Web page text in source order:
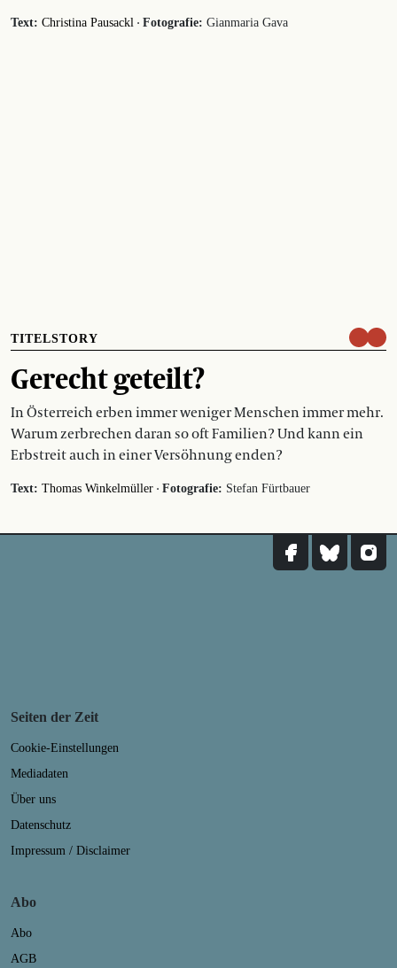
Text: Christina Pausackl · Fotografie: Gianmaria Gava
TITELSTORY
Gerecht geteilt?
In Österreich erben immer weniger Menschen immer mehr.
Warum zerbrechen daran so oft Familien? Und kann ein
Erbstreit auch in einer Versöhnung enden?
Text: Thomas Winkelmüller · Fotografie: Stefan Fürtbauer
Seiten der Zeit
Cookie-Einstellungen
Mediadaten
Über uns
Datenschutz
Impressum / Disclaimer
Abo
Abo
AGB